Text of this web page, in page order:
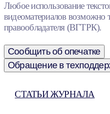
Любое использование
видеоматериалов возможно
правообладателя (ВГТРК).
Сообщить об опечатке
Обращение в
СТАТЬИ ЖУРНАЛА